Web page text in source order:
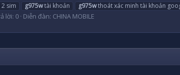
sim g975wtài khoản g975wthoát xác minh tài khoản
lời: 0 Diễn đàn: CHINA MOBILE